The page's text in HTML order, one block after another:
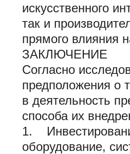
искусственного
так и
прямого влияния
ЗАКЛЮЧЕНИЕ
Согласно
предположения о
в деятельность
способа их
1.
оборудование,